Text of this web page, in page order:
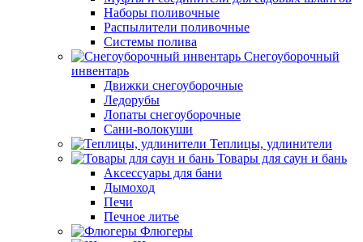
Наборы поливочные
Распылители поливочные
Системы полива
Снегоуборочный
инвентарь
Движки снегоуборочные
Ледорубы
Лопаты снегоуборочные
Сани-волокуши
Теплицы, удлинители
Товары для саун и бань
Аксессуары для бани
Дымоход
Печи
Печное литье
Флюгеры